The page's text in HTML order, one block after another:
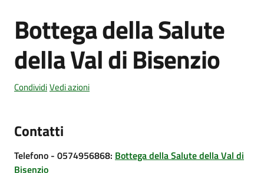
Amministrazione
Novità
Servizi
Salta al contenuto
Bottega della Salute
della Val di Bisenzio
CondividiVedi azioni
Contatti
Telefono - 0574956868: Bottega della Salute della Val di
Bisenzio